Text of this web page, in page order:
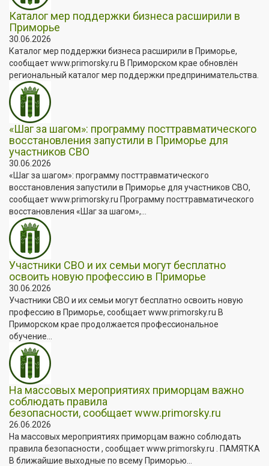
Каталог мер поддержки бизнеса расширили в
Приморье
30.06.2026
Каталог мер поддержки бизнеса расширили в Приморье,
сообщает www.primorsky.ru В Приморском крае обновлён
региональный каталог мер поддержки предпринимательства.
«Шаг за шагом»: программу посттравматического
восстановления запустили в Приморье для
участников СВО
30.06.2026
«Шаг за шагом»: программу посттравматического
восстановления запустили в Приморье для участников СВО,
сообщает www.primorsky.ru Программу посттравматического
восстановления «Шаг за шагом»,...
Участники СВО и их семьи могут бесплатно
освоить новую профессию в Приморье
30.06.2026
Участники СВО и их семьи могут бесплатно освоить новую
профессию в Приморье, сообщает www.primorsky.ru В
Приморском крае продолжается профессиональное
обучение...
На массовых мероприятиях приморцам важно
соблюдать правила
безопасности, сообщает www.primorsky.ru
26.06.2026
На массовых мероприятиях приморцам важно соблюдать
правила безопасности , сообщает www.primorsky.ru . ПАМЯТКА
В ближайшие выходные по всему Приморью...